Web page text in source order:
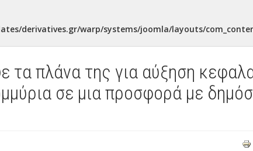
derivatives.gr/warp/systems/joomla/layouts/
τα πλάνα της για αύξηση
σε μια προσφορά με